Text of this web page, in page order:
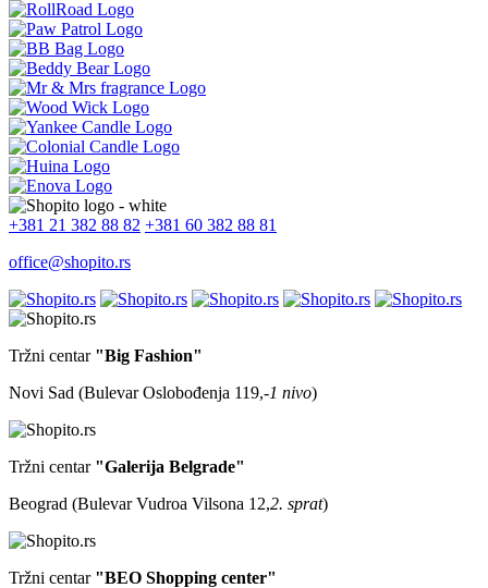
+381 21 382 88 82 +381 60 382 88 81
office@shopito.rs
Tržni centar "Big Fashion"
Novi Sad (Bulevar Oslobođenja 119,-1 nivo)
Tržni centar "Galerija Belgrade"
Beograd (Bulevar Vudroa Vilsona 12,2. sprat)
Tržni centar "BEO Shopping center"